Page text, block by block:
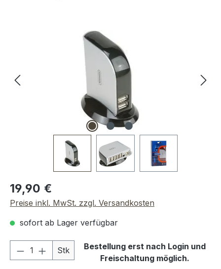
Bildergalerie überspringen
Regulärer Preis:
19,90 €
Preise inkl. MwSt. zzgl. Versandkosten
sofort ab Lager verfügbar
Produkt Anzahl: Gib den
Stk
Bestellung erst nach Login und
Freischaltung möglich.